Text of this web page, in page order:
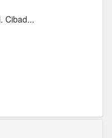
Cibad...